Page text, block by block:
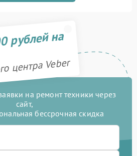
рублей на
центра Veber
на ремонт техники через
сайт,
бессрочная скидка